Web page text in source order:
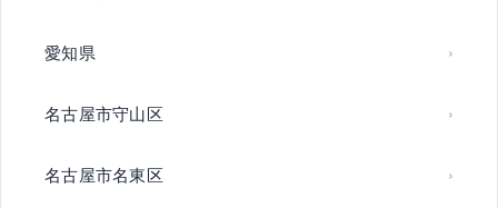
愛知県
名古屋市守山区
名古屋市名東区